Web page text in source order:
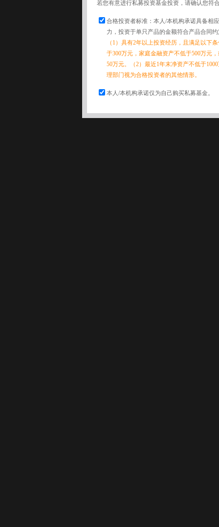
若您有意进行私募投资基金投资，请确认您符
合格投资者标准：本人/本机构承诺具备相
力，投资于单只产品的金额符合产品合同
（1）具有2年以上投资经历，且满足以下
于300万元，家庭金融资产不低于500万元
50万元。（2）最近1年末净资产不低于
理部门视为合格投资者的其他情形。
本人/本机构承诺仅为自己购买私募基金。